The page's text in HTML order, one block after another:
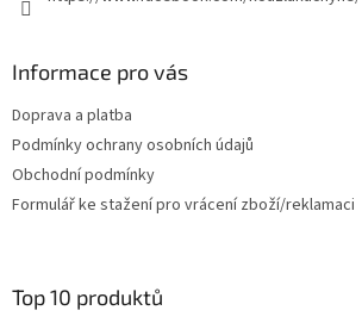
Informace pro vás
Doprava a platba
Podmínky ochrany osobních údajů
Obchodní podmínky
Formulář ke stažení pro vrácení zboží/reklamaci
Top 10 produktů